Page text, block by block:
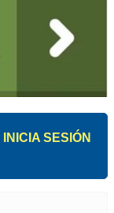
INICIA SESIÓN